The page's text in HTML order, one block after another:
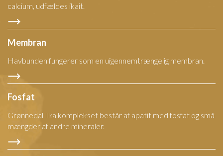
calcium, udfældes ikait.
Membran
Havbunden fungerer som en uigennemtrængelig membran.
Fosfat
Grønnedal-Ika komplekset består af apatit med fosfat og små
mængder af andre mineraler.